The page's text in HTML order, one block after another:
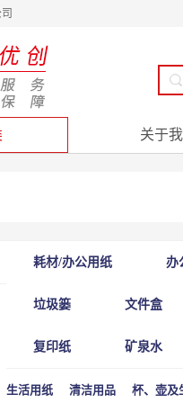
关于我
耗材/办公用纸 办
生活用纸 清洁用品 杯、壶及
垃圾篓 文件盒
复印纸 矿泉水